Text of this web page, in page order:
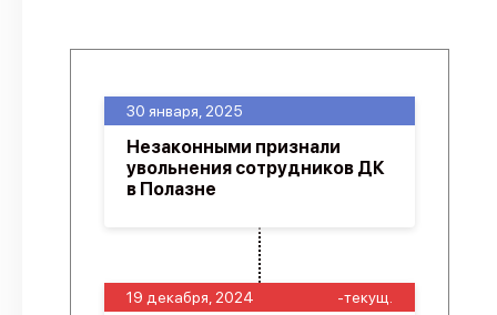
19 декабря, 2024 -текущ.
30 января, 2025
Незаконными признали
увольнения сотрудников ДК
в Полазне